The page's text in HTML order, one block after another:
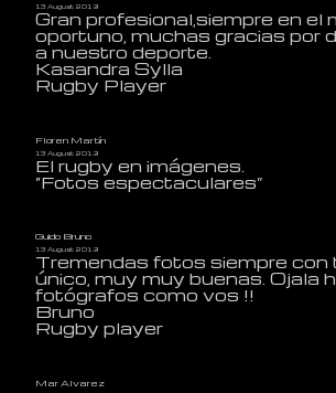
13 August 2019
Gran profesional,siempre en el
oportuno, muchas gracias por
a nuestro deporte.
Kasandra Sylla
Rugby Player
Floren Martín
13 August 2019
El rugby en imágenes.
“Fotos espectaculares”
Guido Bruno
13 August 2019
Tremendas fotos siempre con
único, muy muy buenas. Ojala
fotógrafos como vos !!
Bruno
Rugby player
Mar Alvarez